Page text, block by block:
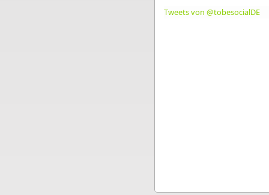
Tweets von @tobesocialDE